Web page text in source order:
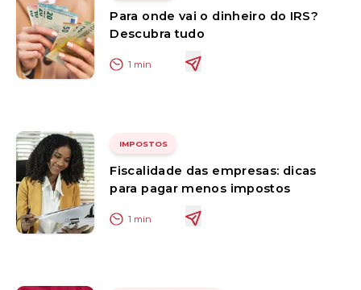
Para onde vai o dinheiro do IRS?
Descubra tudo
1 min
IMPOSTOS
Fiscalidade das empresas: dicas
para pagar menos impostos
1 min